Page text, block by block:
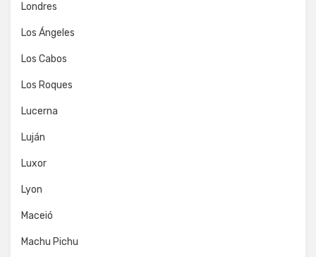
Londres
Los Ángeles
Los Cabos
Los Roques
Lucerna
Luján
Luxor
Lyon
Maceió
Machu Pichu